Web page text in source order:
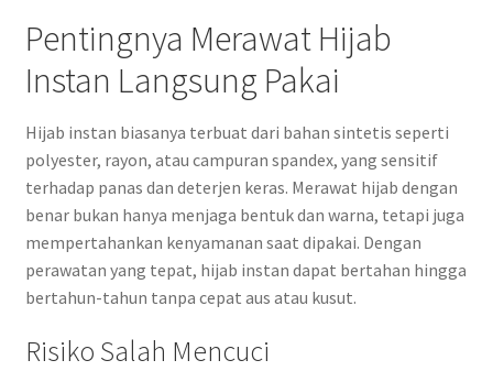
Pentingnya Merawat Hijab
Instan Langsung Pakai
Hijab instan biasanya terbuat dari bahan sintetis seperti
polyester, rayon, atau campuran spandex, yang sensitif
terhadap panas dan deterjen keras. Merawat hijab dengan
benar bukan hanya menjaga bentuk dan warna, tetapi juga
mempertahankan kenyamanan saat dipakai. Dengan
perawatan yang tepat, hijab instan dapat bertahan hingga
bertahun-tahun tanpa cepat aus atau kusut.
Risiko Salah Mencuci